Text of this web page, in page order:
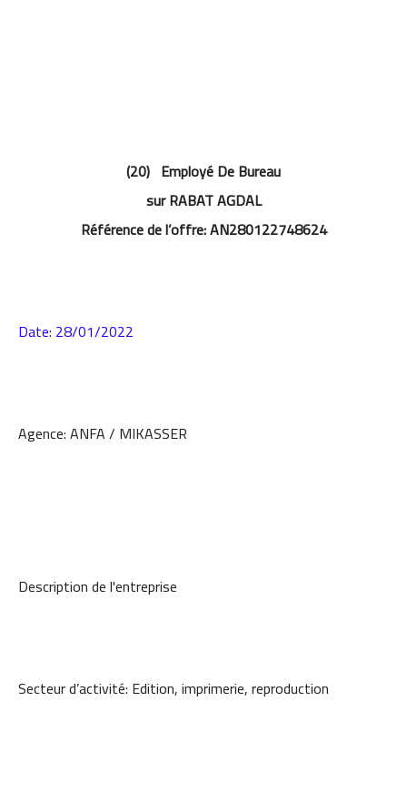
(20) Employé De Bureau
sur RABAT AGDAL
Référence de l’offre: AN280122748624
Date: 28/01/2022
Agence: ANFA / MIKASSER
Description de l'entreprise
Secteur d’activité: Edition, imprimerie, reproduction